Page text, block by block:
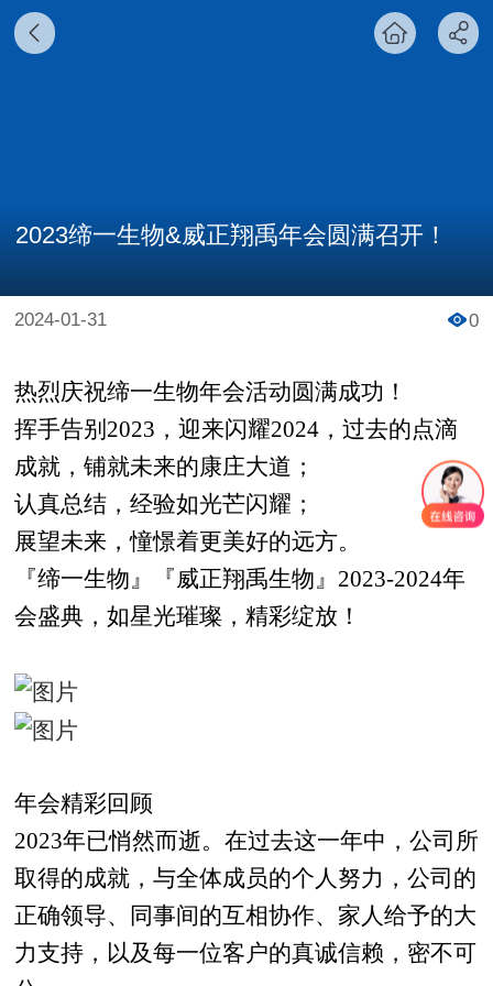
2023缔一生物&威正翔禹年会圆满召开！
2024-01-31 0
热烈庆祝缔一生物年会活动圆满成功！
挥手告别2023，迎来闪耀2024，过去的点滴
成就，铺就未来的康庄大道；
认真总结，经验如光芒闪耀；
展望未来，憧憬着更美好的远方。
『缔一生物』『威正翔禹生物』2023-2024年
会盛典，如星光璀璨，精彩绽放！
年会精彩回顾
2023年已悄然而逝。在过去这一年中，公司所
取得的成就，与全体成员的个人努力，公司的
正确领导、同事间的互相协作、家人给予的大
力支持，以及每一位客户的真诚信赖，密不可